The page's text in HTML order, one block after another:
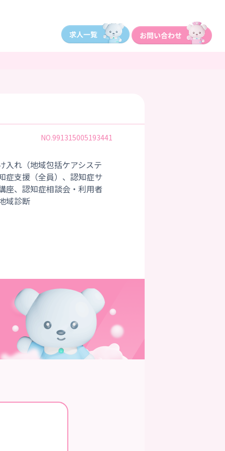
NO.991315005193441
入れ（地域包括ケアシステ
症支援（全員）、認知症サ
座、認知症相談会・利用者